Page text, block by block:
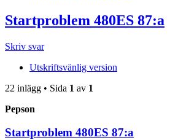
Startproblem 480ES 87:a
Skriv svar
Utskriftsvänlig version
22 inlägg • Sida 1 av 1
Pepson
Startproblem 480ES 87:a